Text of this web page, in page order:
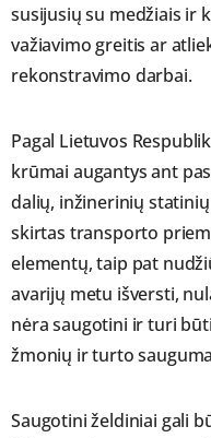
susijusių su medžiais ir
važiavimo greitis ar
rekonstravimo darbai.
Pagal Lietuvos
krūmai augantys ant
dalių, inžinerinių
skirtas transporto
elementų, taip pat
avarijų metu išversti,
nėra saugotini ir turi
žmonių ir turto
Saugotini želdiniai gali